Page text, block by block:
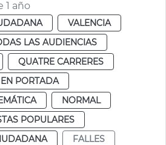
1 año
VALENCIA
LAS AUDIENCIAS
QUATRE CARRERES
EN PORTADA
NORMAL
POPULARES
FALLES